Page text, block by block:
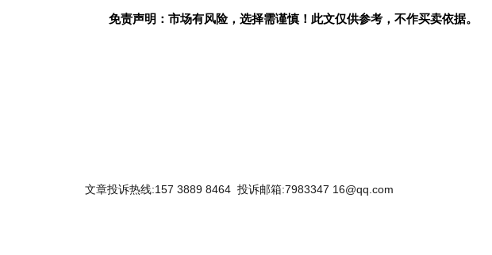
免责声明：市场有风险，选择需谨慎！此文仅供参考，不作买卖依据。
文章投诉热线:157 3889 8464 投诉邮箱:7983347 16@qq.com